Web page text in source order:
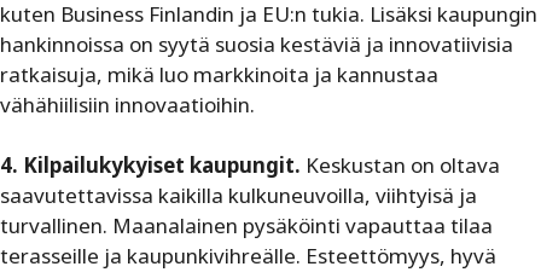
kuten Business Finlandin ja EU:n tukia. Lisäksi kaupungin
hankinnoissa on syytä suosia kestäviä ja innovatiivisia
ratkaisuja, mikä luo markkinoita ja kannustaa
vähähiilisiin innovaatioihin.
4. Kilpailukykyiset kaupungit. Keskustan on oltava
saavutettavissa kaikilla kulkuneuvoilla, viihtyisä ja
turvallinen. Maanalainen pysäköinti vapauttaa tilaa
terasseille ja kaupunkivihreälle. Esteettömyys, hyvä